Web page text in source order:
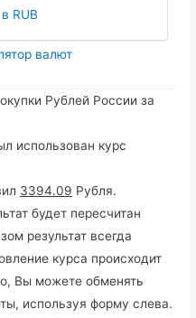
RUB
валют
Рублей России за
использован курс
3394.09 Рубля.
будет пересчитан
результат всегда
курса происходит
Вы можете обменять
используя форму слева.